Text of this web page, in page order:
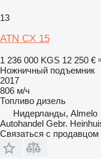
13
ATN CX 15
1 236 000 KGS 12 250 €
Ножничный подъемник
2017
806 м/ч
Топливо дизель
Нидерланды, Almelo
Autohandel Gebr.
Связаться с продавцом